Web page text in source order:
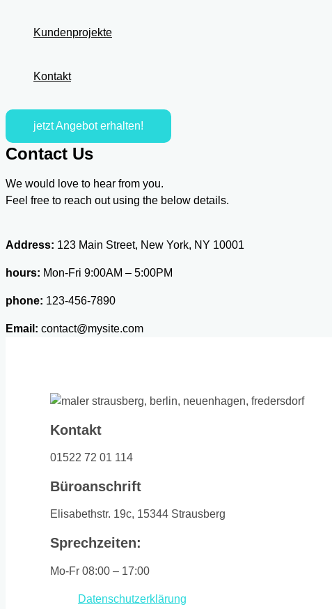
Kundenprojekte
Kontakt
jetzt Angebot erhalten!
Contact Us
We would love to hear from you.
Feel free to reach out using the below details.
Address: 123 Main Street, New York, NY 10001
hours: Mon-Fri 9:00AM – 5:00PM
phone: 123-456-7890
Email: contact@mysite.com
Kontakt
01522 72 01 114
Büroanschrift
Elisabethstr. 19c, 15344 Strausberg
Sprechzeiten:
Mo-Fr 08:00 – 17:00
Datenschutzerklärung